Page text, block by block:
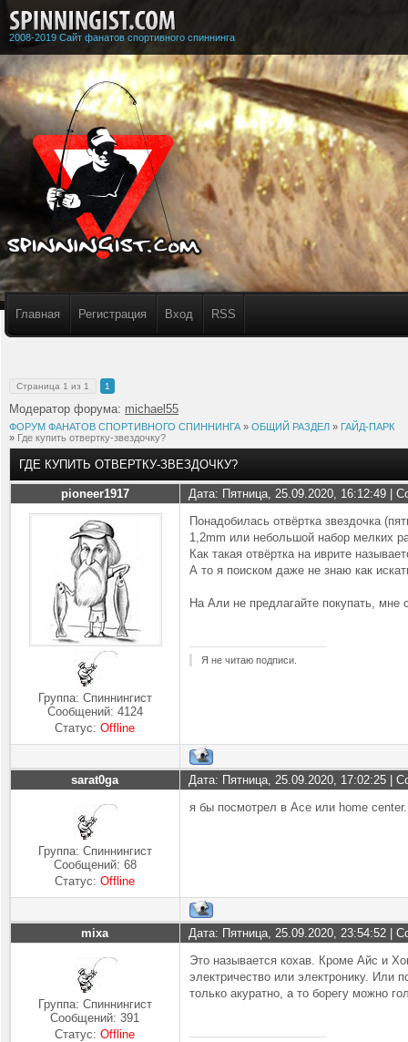
2008-2019 Сайт фанатов спортивного спиннинга
Главная Регистрация Вход RSS
Страница 1 из 1 1
Модератор форума: michael55
ФОРУМ ФАНАТОВ СПОРТИВНОГО СПИННИНГА » ОБЩИЙ РАЗДЕЛ » ГАЙД-ПАРК
» Где купить отвертку-звездочку?
ГДЕ КУПИТЬ ОТВЕРТКУ-ЗВЕЗДОЧКУ?
pioneer1917 Дата: Пятница, 25.09.2020, 16:12:49 |
Группа: Спиннингист
Сообщений: 4124
Статус:Offline
Понадобилась отвёртка звездочка
1,2mm или небольшой набор мелких
Как такая отвёртка на иврите
А то я поиском даже не знаю как
На Али не предлагайте покупать, мне
Я не читаю подписи.
sarat0ga Дата: Пятница, 25.09.2020, 17:02:25 |
Группа: Спиннингист
Сообщений: 68
Статус:Offline
я бы посмотрел в Асе или home
mixa Дата: Пятница, 25.09.2020, 23:54:52 |
Группа: Спиннингист
Сообщений:391
Статус:Offline
Это называется кохав. Кроме Айс и
электричество или электронику. Или
только акуратно, а то борегу можно